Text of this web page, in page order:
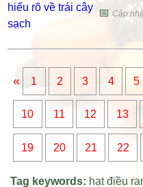
📅Cập
« 1 2 3 4 5
10 11 12 13
19 20 21 22
Tag keywords: hạt điều